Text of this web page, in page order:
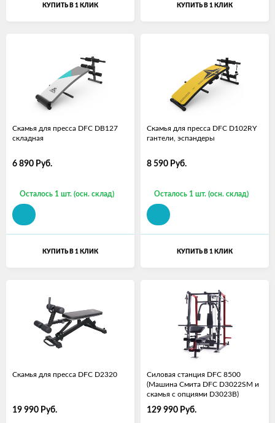
КУПИТЬ В 1 КЛИК КУПИТЬ В 1 КЛИК
Скамья для пресса DFC DB127
складная
6 890 Руб.
Осталось 1 шт. (осн. склад)
КУПИТЬ В 1 КЛИК
Скамья для пресса DFC D102RY
гантели, эспандеры
8 590 Руб.
Осталось 1 шт. (осн. склад)
КУПИТЬ В 1 КЛИК
Скамья для пресса DFC D2320
19 990 Руб.
Силовая станция DFC 8500
(Машина Смита DFC D3022SM и
скамья с опциями D3023B)
129 990 Руб.